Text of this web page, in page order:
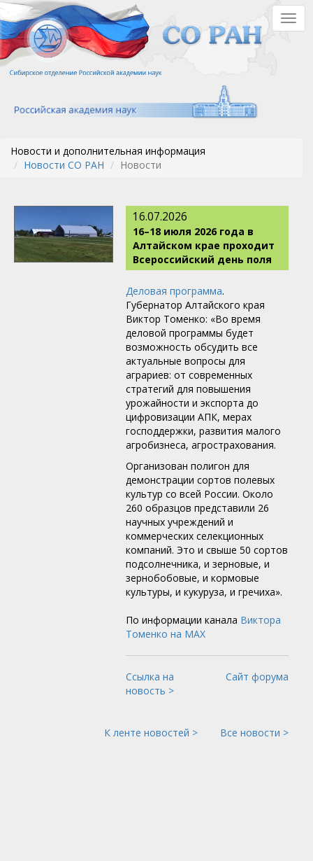
Перейти
к
основному
содержанию
Новости и дополнительная информация
Новости СО РАН
Новости
16.07.2026
16–18 июля 2026 года в
Алтайском крае проходит
Всероссийский день поля
Деловая программа.
Губернатор Алтайского края
Виктор Томенко: «Во время
деловой программы будет
возможность обсудить все
актуальные вопросы для
аграриев: от современных
стратегий для повышения
урожайности и экспорта до
цифровизации АПК, мерах
господдержки, развития малого
агробизнеса, агрострахования.
Организован полигон для
демонстрации сортов полевых
культур со всей России. Около
260 образцов представили 26
научных учреждений и
коммерческих селекционных
компаний. Это и свыше 50 сортов
подсолнечника, и зерновые, и
зернобобовые, и кормовые
культуры, и кукуруза, и гречиха».
По информации канала Виктора
Томенко на МАХ
Ссылка на
новость >
Сайт форума
К ленте новостей > Все новости >